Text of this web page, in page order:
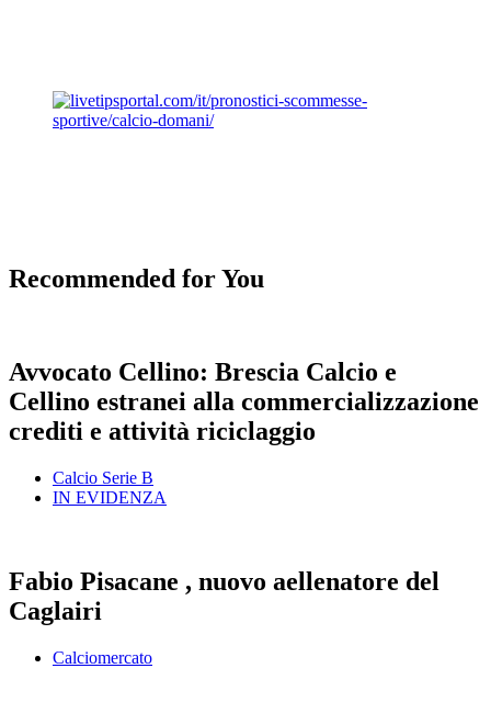
Recommended for You
Avvocato Cellino: Brescia Calcio e
Cellino estranei alla commercializzazione
crediti e attività riciclaggio
Calcio Serie B
IN EVIDENZA
Fabio Pisacane , nuovo aellenatore del
Caglairi
Calciomercato